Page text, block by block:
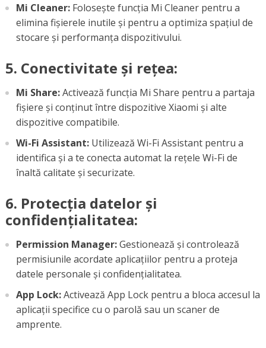
Mi Cleaner:Folosește funcția Mi Cleaner pentru a
elimina fișierele inutile și pentru a optimiza spațiul de
stocare și performanța dispozitivului.
5. Conectivitate și rețea:
Mi Share:Activează funcția Mi Share pentru a partaja
fișiere și conținut între dispozitive Xiaomi și alte
dispozitive compatibile.
Wi-Fi Assistant:Utilizează Wi-Fi Assistant pentru a
identifica și a te conecta automat la rețele Wi-Fi de
înaltă calitate și securizate.
6. Protecția datelor și
confidențialitatea:
Permission Manager:Gestionează și controlează
permisiunile acordate aplicațiilor pentru a proteja
datele personale și confidențialitatea.
App Lock:Activează App Lock pentru a bloca accesul la
aplicații specifice cu o parolă sau un scaner de
amprente.